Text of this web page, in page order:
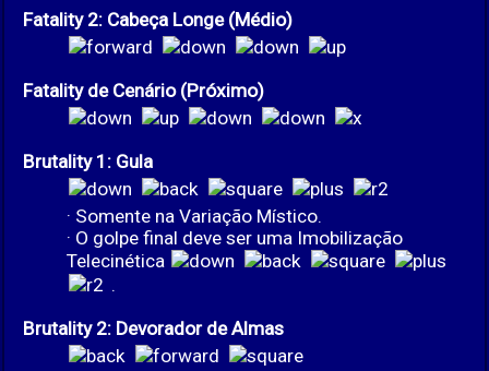
Fatality 2: Cabeça Longe (Médio)
Fatality de Cenário (Próximo)
Brutality 1: Gula
· Somente na Variação Místico.
· O golpe final deve ser uma Imobilização
Telecinética
.
Brutality 2: Devorador de Almas